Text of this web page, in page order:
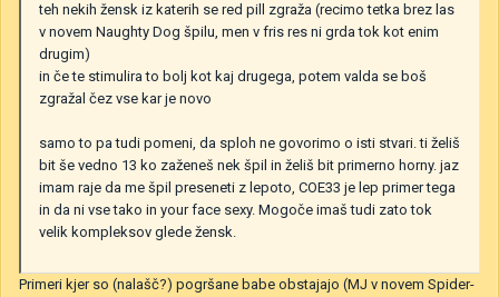
teh nekih žensk iz katerih se red pill zgraža (recimo tetka brez las
v novem Naughty Dog špilu, men v fris res ni grda tok kot enim
drugim)
in če te stimulira to bolj kot kaj drugega, potem valda se boš
zgražal čez vse kar je novo
samo to pa tudi pomeni, da sploh ne govorimo o isti stvari. ti želiš
bit še vedno 13 ko zaženeš nek špil in želiš bit primerno horny. jaz
imam raje da me špil preseneti z lepoto, COE33 je lep primer tega
in da ni vse tako in your face sexy. Mogoče imaš tudi zato tok
velik kompleksov glede žensk.
Primeri kjer so (nalašč?) pogršane babe obstajajo (MJ v novem Spider-